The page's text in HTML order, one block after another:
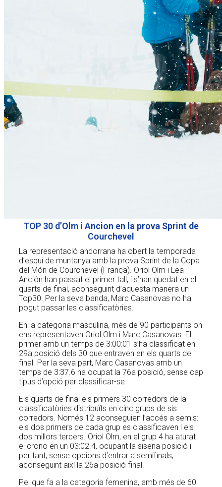
TOP 30 d’Olm i Ancion en la prova Sprint de
Courchevel
La representació andorrana ha obert la temporada
d’esquí de muntanya amb la prova Sprint de la Copa
del Món de Courchevel (França). Oriol Olm i Lea
Anción han passat el primer tall, i s’han quedat en el
quarts de final, aconseguint d’aquesta manera un
Top30. Per la seva banda, Marc Casanovas no ha
pogut passar les classificatòries.
En la categoria masculina, més de 90 participants on
ens representaven Oriol Olm i Marc Casanovas. El
primer amb un temps de 3:00:01 s’ha classificat en
29a posició dels 30 que entraven en els quarts de
final. Per la seva part, Marc Casanovas amb un
temps de 3:37.6 ha ocupat la 76a posició, sense cap
tipus d’opció per classificar-se.
Els quarts de final els primers 30 corredors de la
classificatòries distribuïts en cinc grups de sis
corredors. Només 12 aconseguien l’accés a semis:
els dos primers de cada grup es classificaven i els
dos millors tercers. Oriol Olm, en el grup 4 ha aturat
el crono en un 03:02.4, ocupant la sisena posició i
per tant, sense opcions d’entrar a semifinals,
aconseguint així la 26a posició final.
Pel que fa a la categoria femenina, amb més de 60